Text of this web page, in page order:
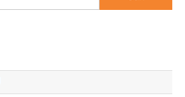
untuk: